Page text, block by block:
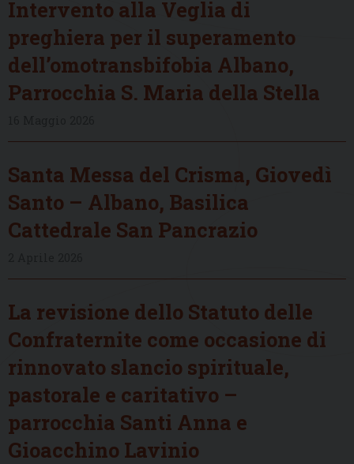
Intervento alla Veglia di
preghiera per il superamento
dell’omotransbifobia Albano,
Parrocchia S. Maria della Stella
Santa Messa del Crisma, Giovedì
Santo – Albano, Basilica
Cattedrale San Pancrazio
La revisione dello Statuto delle
Confraternite come occasione di
rinnovato slancio spirituale,
pastorale e caritativo –
parrocchia Santi Anna e
Gioacchino Lavinio